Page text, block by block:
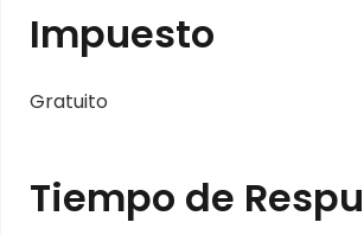
Impuesto
Gratuito
Tiempo de